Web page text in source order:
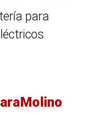
para